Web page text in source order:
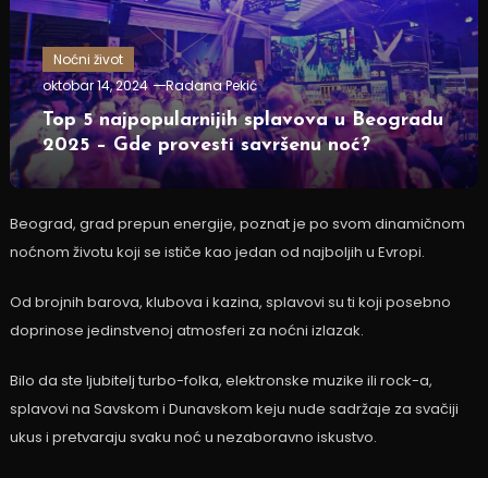
Noćni život
oktobar 14, 2024
Radana Pekić
Top 5 najpopularnijih splavova u Beogradu
2025 – Gde provesti savršenu noć?
Beograd, grad prepun energije, poznat je po svom dinamičnom
noćnom životu koji se ističe kao jedan od najboljih u Evropi.
Od brojnih barova, klubova i kazina, splavovi su ti koji posebno
doprinose jedinstvenoj atmosferi za noćni izlazak.
Bilo da ste ljubitelj turbo-folka, elektronske muzike ili rock-a,
splavovi na Savskom i Dunavskom keju nude sadržaje za svačiji
ukus i pretvaraju svaku noć u nezaboravno iskustvo.